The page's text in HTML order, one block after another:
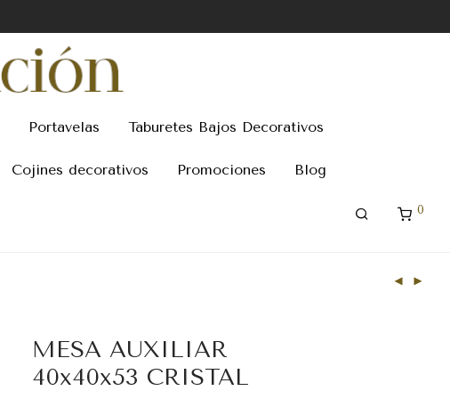
Portavelas Taburetes Bajos Decorativos
Cojines decorativos Promociones Blog
0
MESA AUXILIAR
40x40x53 CRISTAL